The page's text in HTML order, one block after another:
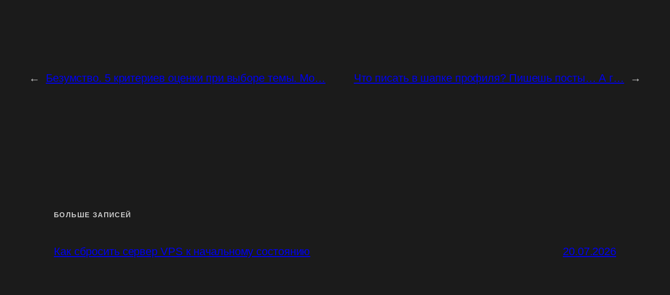
← Безумство. 5 критериев оценки при выборе темы. Мо… Что писать в шапке профиля? Пишешь посты… А г… →
БОЛЬШЕ ЗАПИСЕЙ
Как сбросить сервер VPS к начальному состоянию 20.07.2026